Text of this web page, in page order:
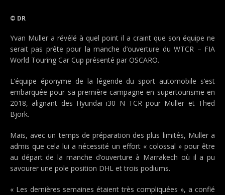
© DR
Yvan Muller a révélé à quel point il a craint que son équipe ne
serait pas prête pour la manche d’ouverture du WTCR – FIA
World Touring Car Cup présenté par OSCARO.
L’équipe éponyme de la légende du sport automobile s’est
embarquée pour sa première campagne en supertourisme en
2018, alignant des Hyundai i30 N TCR pour Muller et Thed
Björk.
Mais, avec un temps de préparation des plus limités, Muller a
admis que cela lui a nécessité un effort « colossal » pour être
au départ de la manche d’ouverture à Marrakech où il a pu
savourer une pole position DHL et trois podiums.
« Les dernières semaines étaient très compliquées », a confié